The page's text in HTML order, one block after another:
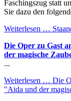
Faschingszug statt
Sie dazu den
Weiterlesen …
Die Oper zu Gast
der magische
...
Weiterlesen … Die
"Aida und der